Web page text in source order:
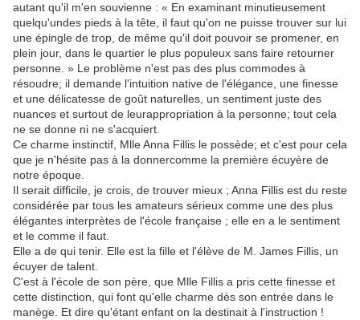
autant qu'il m'en souvienne : « En examinant minutieusement
quelqu'undes pieds à la tête, il faut qu'on ne puisse trouver sur lui
une épingle de trop, de même qu'il doit pouvoir se promener, en
plein jour, dans le quartier le plus populeux sans faire retourner
personne. » Le problème n'est pas des plus commodes à
résoudre; il demande l'intuition native de l'élégance, une finesse
et une délicatesse de goût naturelles, un sentiment juste des
nuances et surtout de leurappropriation à la personne; tout cela
ne se donne ni ne s'acquiert.
Ce charme instinctif, Mlle Anna Fillis le possède; et c'est pour cela
que je n'hésite pas à la donnercomme la première écuyère de
notre époque.
Il serait difficile, je crois, de trouver mieux ; Anna Fillis est du reste
considérée par tous les amateurs sérieux comme une des plus
élégantes interprètes de l'école française ; elle en a le sentiment
et le comme il faut.
Elle a de qui tenir. Elle est la fille et l'élève de M. James Fillis, un
écuyer de talent.
C'est à l'école de son père, que Mlle Fillis a pris cette finesse et
cette distinction, qui font qu'elle charme dès son entrée dans le
manège. Et dire qu'étant enfant on la destinait à l'instruction !